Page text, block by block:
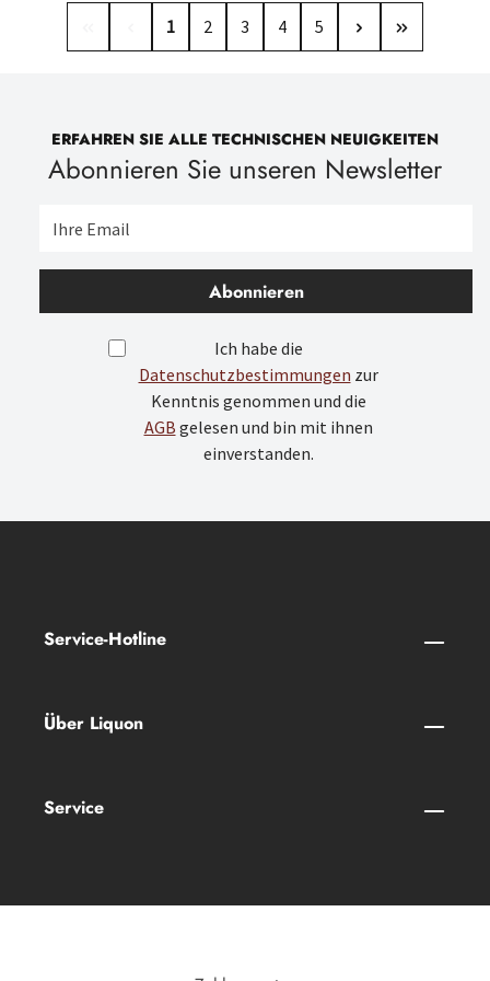
Seite
1 Seite
2 Seite
3 Seite
4 Seite
5
ERFAHREN SIE ALLE TECHNISCHEN NEUIGKEITEN
Abonnieren Sie unseren Newsletter
Abonnieren
Ich habe die
Datenschutzbestimmungen zur
Kenntnis genommen und die
AGB gelesen und bin mit ihnen
einverstanden.
Service-Hotline
Über Liquon
Service